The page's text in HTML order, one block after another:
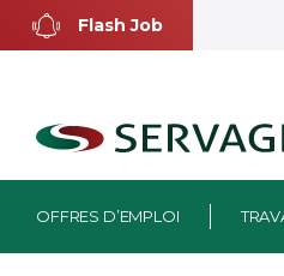
Aller
Flash Job
OFFRES D’EMPLOI